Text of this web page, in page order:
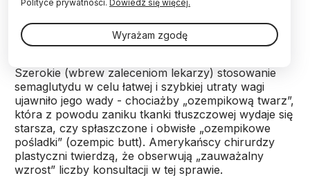
insuliny, hamuje łaknienie i opóźnia opróżnianie
sytości
Szerokie (wbrew zaleceniom lekarzy) stosowanie
semaglutydu w celu łatwej i szybkiej utraty wagi
ujawniło jego wady - chociażby „ozempikową twarz”,
która z powodu zaniku tkanki tłuszczowej wydaje się
starsza, czy spłaszczone i obwisłe „ozempikowe
pośladki” (ozempic butt). Amerykańscy chirurdzy
plastyczni twierdzą, że obserwują „zauważalny
wzrost” liczby konsultacji w tej sprawie.
Polityce prywatności. Dowiedz się więcej.
Wyrażam zgodę